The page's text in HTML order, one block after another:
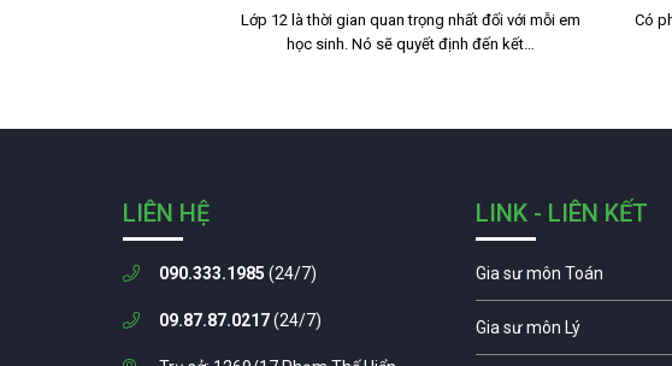
Lớp 12 là thời gian quan trọng nhất đối với mỗi em
học sinh. Nó sẽ quyết định đến kết…
Có
LIÊN HỆ
090.333.1985 (24/7)
09.87.87.0217(24/7)
LINK - LIÊN KẾT
Gia sư môn Toán
Gia sư môn Lý